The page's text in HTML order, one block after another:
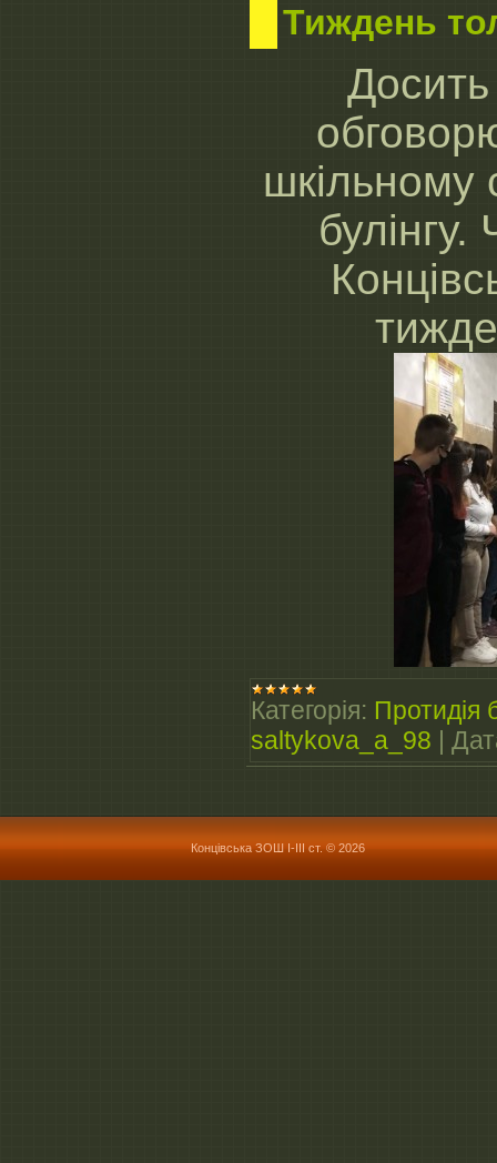
Тиждень
шкільному
Категорія: Протидія
saltykova_a_98 |
Концівська ЗОШ І-ІІІ ст. © 2026